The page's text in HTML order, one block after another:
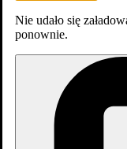
Nie udało się
ponownie.